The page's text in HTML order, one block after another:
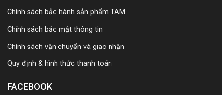
Chính sách bảo hành sản phẩm TAM
Chính sách bảo mật thông tin
Chính sách vận chuyển và giao nhận
Quy định & hình thức thanh toán
FACEBOOK